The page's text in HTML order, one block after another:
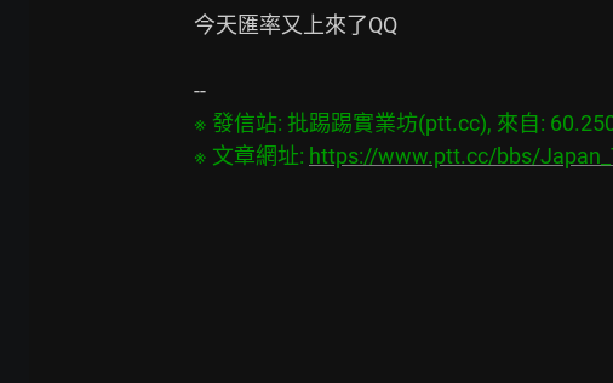
今天匯率又上來了QQ
※ 發信站: 批踢踢實業坊(ptt.cc), 來自:
※ 文章網址: https://www.ptt.cc/bbs/